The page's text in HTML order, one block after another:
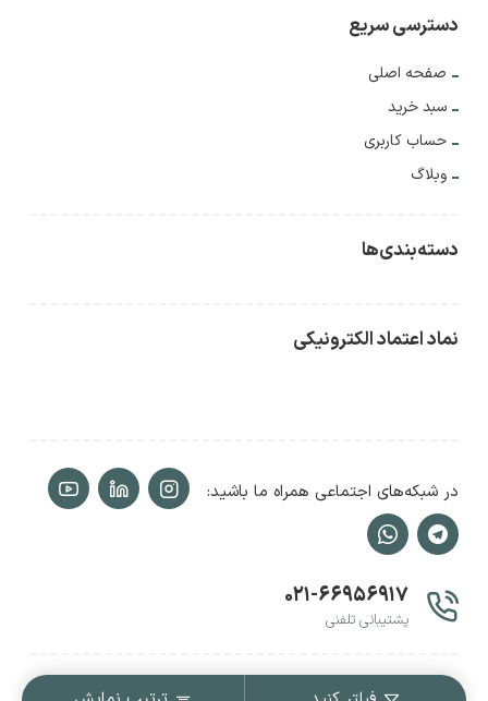
دسترسی سریع
صفحه اصلی
سبد خرید
حساب کاربری
وبلاگ
دسته‌بندی‌ها
نماد اعتماد الکترونیکی
در شبکه‌های اجتماعی همراه ما باشید:
۰۲۱-۶۶۹۵۶۹۱۷
پشتیبانی تلفنی
کلیه حقوق این وبسایت متعلق به حفظی شاپمیباشد.